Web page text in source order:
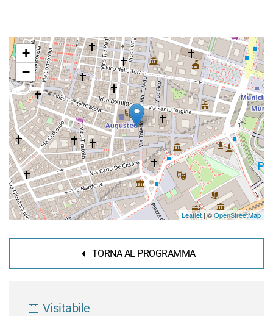
+
−
Leaflet| ©OpenStreetMap
TORNA AL PROGRAMMA
Visitabile